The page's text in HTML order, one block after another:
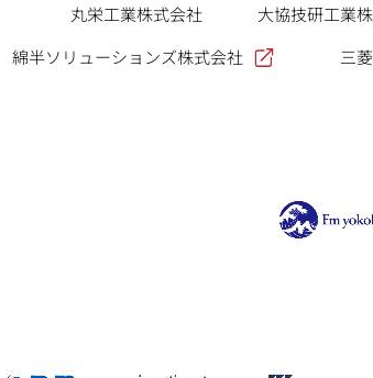
丸栄工業株式会社
大協技研工業
綿半ソリューションズ株式会社
三